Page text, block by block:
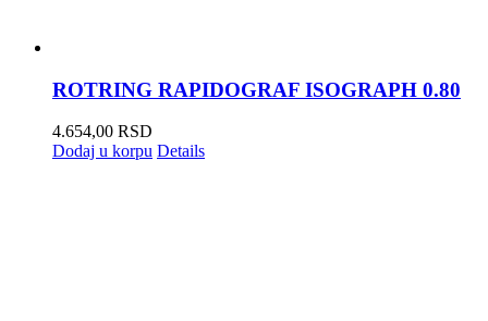
ROTRING RAPIDOGRAF ISOGRAPH 0.80
4.654,00 RSD
Dodaj u korpu Details